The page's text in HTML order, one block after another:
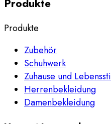
Produkte
Produkte
Zubehör
Schuhwerk
Zuhause und
Herrenbekleidung
Damenbekleidung